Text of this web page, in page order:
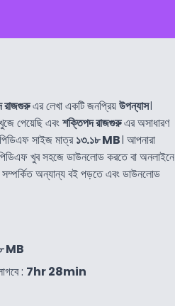
রাজগুরুএর লেখা একটি জনপ্রিয়উপন্যাস।
পেয়েছি এবংশক্তিপদ রাজগুরুএর অসাধারণ
সাইজ মাত্র১৩.১৮ MB। আপনারা
খুব সহজে ডাউনলোড করতে বা অনলাইনে
সম্পর্কিত অন্যান্য বই পড়তে এবং ডাউনলোড
MB
: 7hr 28min